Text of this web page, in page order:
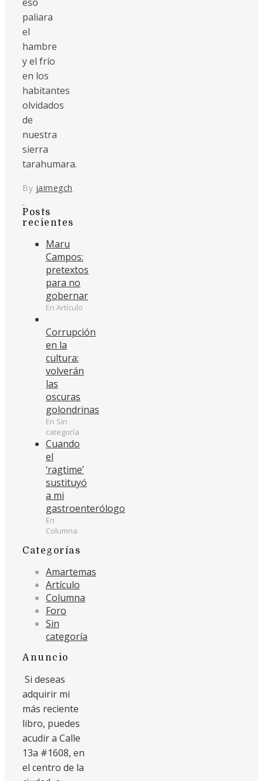
paliara
el
hambre
y el frío
en los
habitantes
olvidados
de
nuestra
sierra
tarahumara.
By jaimegch
Posts
recientes
Maru
Campos:
pretextos
para no
gobernar
En Artículo
Corrupción
en la
cultura:
volverán
las
oscuras
golondrinas
En Sin
categoría
Cuando
el
‘ragtime’
sustituyó
a mi
gastroenterólogo
En
Columna
Categorías
Amartemas
Artículo
Columna
Foro
Sin
categoría
Anuncio
Si deseas
adquirir mi
más reciente
libro, puedes
acudir a Calle
13a #1608, en
el centro de la